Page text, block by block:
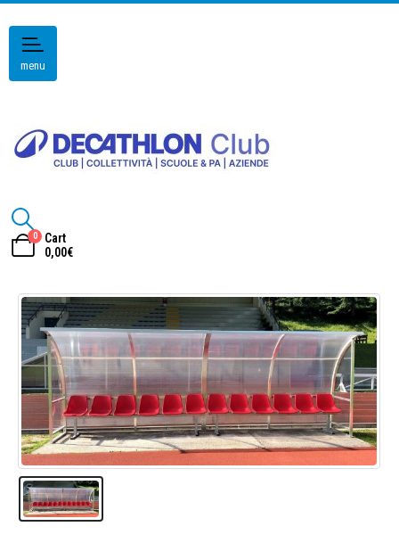
menu
0
Cart
0,00€